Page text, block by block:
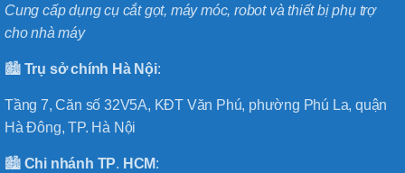
Cung cấp dụng cụ cắt gọt, máy móc, robot và thiết bị phụ trợ
cho nhà máy
🏙️ Trụ sở chính Hà Nội:
Tầng 7, Căn số 32V5A, KĐT Văn Phú, phường Phú La, quận
Hà Đông, TP. Hà Nội
🏙️ Chi nhánh TP. HCM: